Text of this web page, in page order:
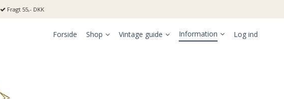
Fragt 55,- DKK
Forside Shop Vintage guide Information Log ind